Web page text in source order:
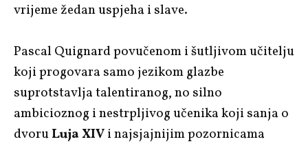
vrijeme žedan uspjeha i slave.
Pascal Quignard povučenom i šutljivom učitelju
koji progovara samo jezikom glazbe
suprotstavlja talentiranog, no silno
ambicioznog i nestrpljivog učenika koji sanja o
dvoruLuja XIVi najsjajnijim pozornicama